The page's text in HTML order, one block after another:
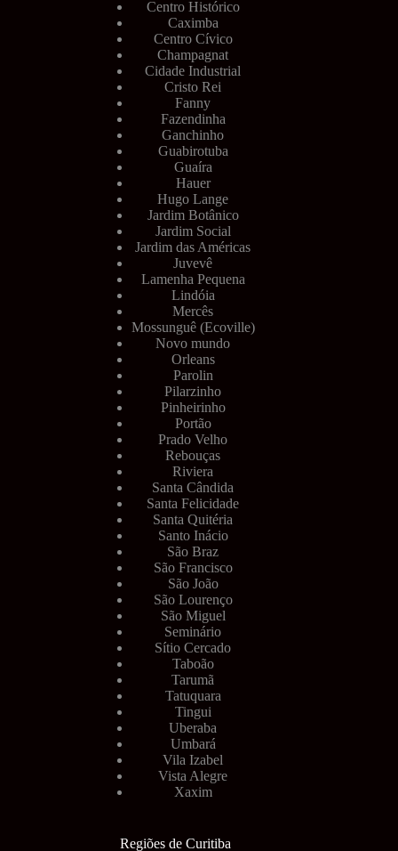
Centro Histórico
Caximba
Centro Cívico
Champagnat
Cidade Industrial
Cristo Rei
Fanny
Fazendinha
Ganchinho
Guabirotuba
Guaíra
Hauer
Hugo Lange
Jardim Botânico
Jardim Social
Jardim das Américas
Juvevê
Lamenha Pequena
Lindóia
Mercês
Mossunguê (Ecoville)
Novo mundo
Orleans
Parolin
Pilarzinho
Pinheirinho
Portão
Prado Velho
Rebouças
Riviera
Santa Cândida
Santa Felicidade
Santa Quitéria
Santo Inácio
São Braz
São Francisco
São João
São Lourenço
São Miguel
Seminário
Sítio Cercado
Taboão
Tarumã
Tatuquara
Tingui
Uberaba
Umbará
Vila Izabel
Vista Alegre
Xaxim
Regiões de Curitiba